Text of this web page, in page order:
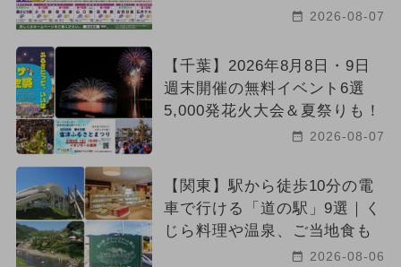
2026-08-07
【千葉】2026年8月8日・9日
週末開催の無料イベント6選
5,000発花火大会＆夏祭りも！
2026-08-07
【関東】駅から徒歩10分の電
車で行ける「道の駅」9選｜く
じら料理や温泉、ご当地食も
2026-08-06